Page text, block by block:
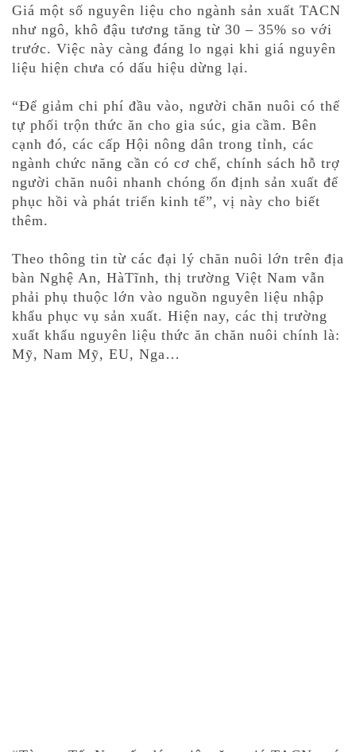
Giá một số nguyên liệu cho ngành sản xuất TACN
như ngô, khô đậu tương tăng từ 30 – 35% so với
trước. Việc này càng đáng lo ngại khi giá nguyên
liệu hiện chưa có dấu hiệu dừng lại.
“Để giảm chi phí đầu vào, người chăn nuôi có thể
tự phối trộn thức ăn cho gia súc, gia cầm. Bên
cạnh đó, các cấp Hội nông dân trong tỉnh, các
ngành chức năng cần có cơ chế, chính sách hỗ trợ
người chăn nuôi nhanh chóng ổn định sản xuất để
phục hồi và phát triển kinh tế”, vị này cho biết
thêm.
Theo thông tin từ các đại lý chăn nuôi lớn trên địa
bàn Nghệ An, HàTĩnh, thị trường Việt Nam vẫn
phải phụ thuộc lớn vào nguồn nguyên liệu nhập
khẩu phục vụ sản xuất. Hiện nay, các thị trường
xuất khẩu nguyên liệu thức ăn chăn nuôi chính là:
Mỹ, Nam Mỹ, EU, Nga…